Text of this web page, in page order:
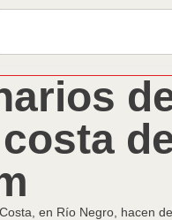
en Río Negro, hacen